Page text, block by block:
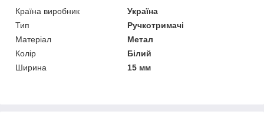
Країна виробник
Україна
Тип
Ручкотримачі
Матеріал
Метал
Колір
Білий
Ширина
15 мм